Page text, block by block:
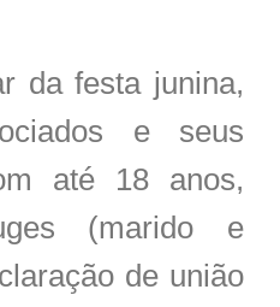
da festa junina,
e seus
até 18 anos,
(marido e
de união